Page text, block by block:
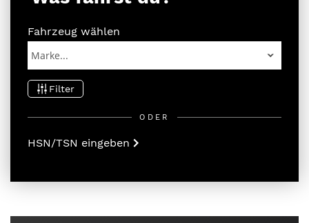
Fahrzeug wählen
Filter
ODER
HSN/TSN eingeben